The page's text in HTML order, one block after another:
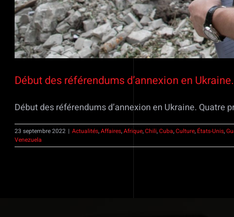
Début des référendums d’annexion en
Début des référendums d’annexion en Ukraine. Quatre
23 septembre 2022 | Actualités,Affaires,Afrique,Chili,Cuba,Culture, États-Unis,
Venezuela